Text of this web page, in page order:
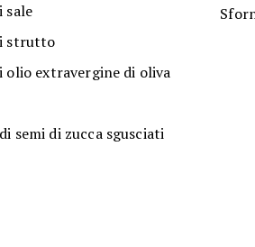
sale
strutto
olio extravergine di oliva
semi di zucca sgusciati